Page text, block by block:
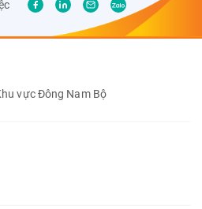
vực Đông Nam Bộ